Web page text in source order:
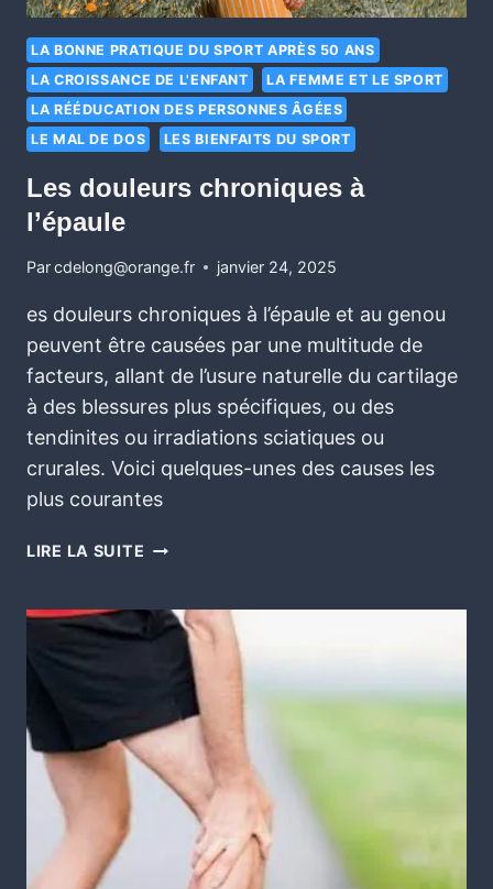
LA BONNE PRATIQUE DU SPORT APRÈS 50 ANS
LA CROISSANCE DE L'ENFANT
LA FEMME ET LE SPORT
LA RÉÉDUCATION DES PERSONNES ÂGÉES
LE MAL DE DOS
LES BIENFAITS DU SPORT
Les douleurs chroniques à
l’épaule
Parcdelong@orange.fr janvier 24, 2025
es douleurs chroniques à l’épaule et au genou
peuvent être causées par une multitude de
facteurs, allant de l’usure naturelle du cartilage
à des blessures plus spécifiques, ou des
tendinites ou irradiations sciatiques ou
crurales. Voici quelques-unes des causes les
plus courantes
LIRE LA SUITE